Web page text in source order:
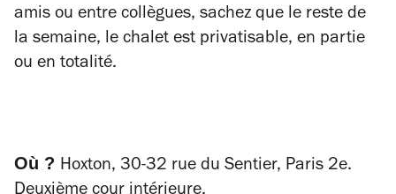
amis ou entre collègues, sachez que le reste de
la semaine, le chalet est privatisable, en partie
ou en totalité.
Où ? Hoxton, 30-32 rue du Sentier, Paris 2e.